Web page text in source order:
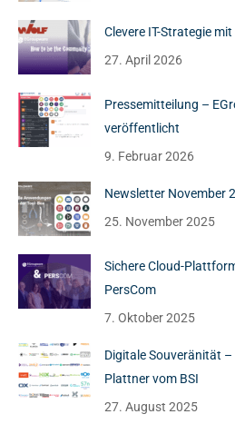
Clevere IT-Strategie
27. April 2026
Pressemitteilung –
veröffentlicht
9. Februar 2026
Newsletter November
25. November 2025
Sichere Cloud-
PersCom
7. Oktober 2025
Digitale Souveränität
Plattner vom BSI
27. August 2025